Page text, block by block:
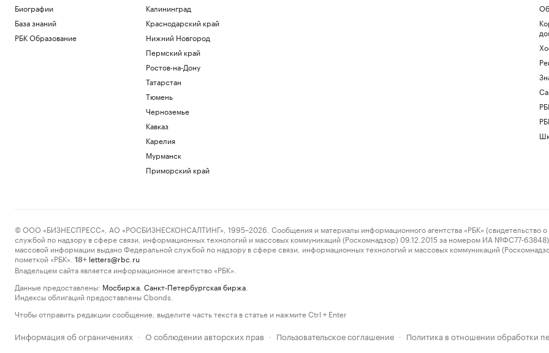
Биографии
База знаний
РБК Образование
Калининград
Краснодарский край
Нижний Новгород
Пермский край
Ростов-на-Дону
Татарстан
Тюмень
Черноземье
Кавказ
Карелия
Мурманск
Приморский край
© ООО «БИЗНЕСПРЕСС», АО «РОСБИЗНЕСКОНСАЛТИНГ», 1995–2026. Сообщения и материалы информационного агентства «РБК» (свидетельство о
службой по надзору в сфере связи, информационных технологий и массовых коммуникаций (Роскомнадзор) 09.12.2015 за номером ИА №ФС77-63848)
массовой информации выдано Федеральной службой по надзору в сфере связи, информационных технологий и массовых коммуникаций
пометкой «РБК».
18+ letters@rbc.ru
Владельцем сайта является информационное агентство «РБК».
Данные предоставлены: Мосбиржа Санкт-Петербургская биржа
Индексы облигаций предоставлены Cbonds.
Чтобы отправить редакции сообщение, выделите часть текста в статье и нажмите Ctrl + Enter
Информация об ограничениях · О соблюдении авторских прав · Пользовательское соглашение · Политика в отношении обработки